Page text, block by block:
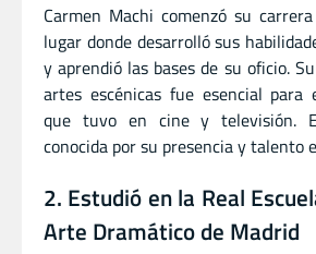
Carmen Machi comenzó su
lugar donde desarrolló sus
y aprendió las bases de su oficio.
artes escénicas fue esencial
que tuvo en cine y televisión.
conocida por su presencia y talento
2. Estudió en la Real
Arte Dramático de Madrid